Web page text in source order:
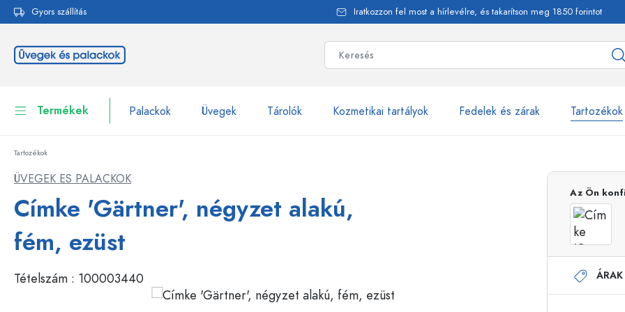
Ugrás a fő navigációhoz
Gyors szállítás Iratkozzon fel most a hírlevélre, és takarítson meg 1850 forintot
Termékek Palackok Üvegek Tárolók Kozmetikai tartályok Fedelek és zárak Tartozékok
Üvegek
Edények
Palackok márka szerint
WECK-palackok
Csatos üvegpalackok
Szórópalackok
Airless adagolók
Roll-on palackok
Tartozékok
ÜVEGEK ES PALACKOK
Címke 'Gärtner', négyzet alakú,
fém, ezüst
Tételszám : 100003440
Az Ön
ÁRAK